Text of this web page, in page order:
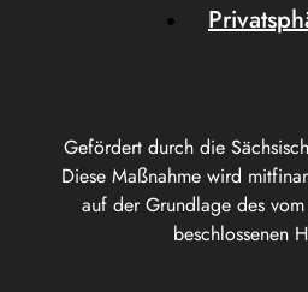
Gefördert durch die
Diese Maßnahme wird
auf der Grundlage des
beschlossenen